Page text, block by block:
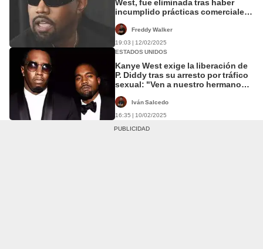
West, fue eliminada tras haber
incumplido prácticas comerciales
Freddy Walker
19:03 | 12/02/2025
ESTADOS UNIDOS
Kanye West exige la liberación de
P. Diddy tras su arresto por tráfico
sexual: "Ven a nuestro hermano
Iván Salcedo
16:35 | 10/02/2025